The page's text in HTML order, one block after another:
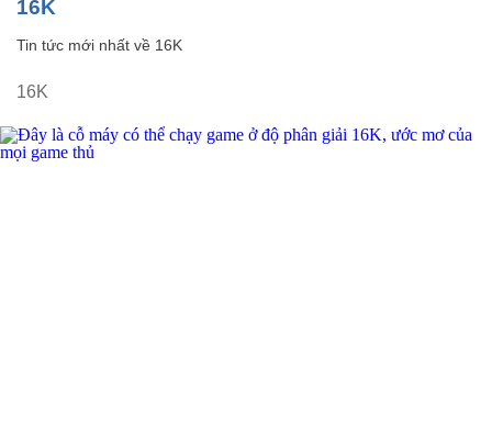
16K
Tin tức mới nhất về 16K
16K